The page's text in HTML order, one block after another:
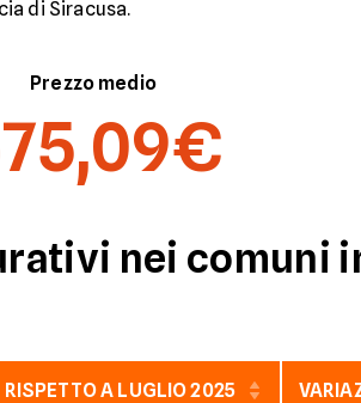
di Siracusa.
Prezzo medio
nei comuni
RISPETTO A LUGLIO 2025